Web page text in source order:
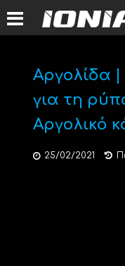
Αργολίδα |
για τη
Αργολικό
25/02/2021